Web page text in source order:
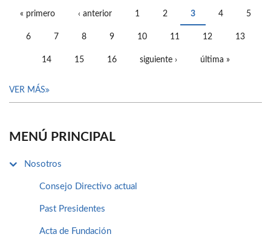
« primero ‹ anterior 1 2 3 4 5
6 7 8 9 10 11 12 13
14 15 16 siguiente › última »
VER MÁS
MENÚ PRINCIPAL
Nosotros
Consejo Directivo actual
Past Presidentes
Acta de Fundación